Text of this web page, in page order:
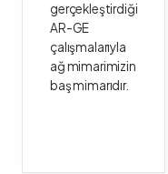
gerçekleştirdiği
AR-GE
çalışmalarıyla
ağ mimarimizin
baş mimarıdır.